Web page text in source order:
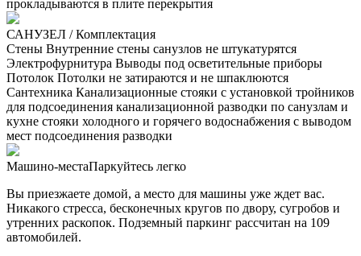
прокладываются в плите перекрытия
САНУЗЕЛ / Комплектация
Стены Внутренние стены санузлов не штукатурятся
Электрофурнитура Выводы под осветительные приборы
Потолок Потолки не затираются и не шпаклюются
Сантехника Канализационные стояки с установкой тройников
для подсоединения канализационной разводки по санузлам и
кухне стояки холодного и горячего водоснабжения с выводом
мест подсоединения разводки
Машино-местаПаркуйтесь легко
Вы приезжаете домой, а место для машины уже ждет вас.
Никакого стресса, бесконечных кругов по двору, сугробов и
утренних раскопок. Подземный паркинг рассчитан на 109
автомобилей.